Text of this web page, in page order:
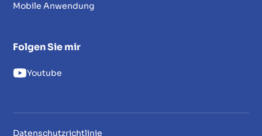
Mobile Anwendung
Folgen Sie mir
Youtube
Datenschutzrichtlinie